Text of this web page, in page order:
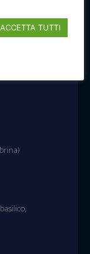
ACCETTA TUTTI